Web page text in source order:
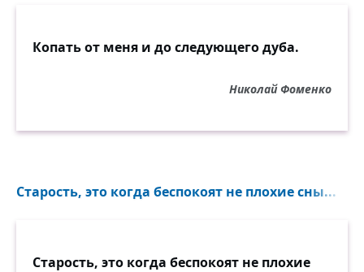
Копать от меня и до следующего дуба.
Николай Фоменко
Старость, это когда беспокоят не плохие сны...
Старость, это когда беспокоят не плохие